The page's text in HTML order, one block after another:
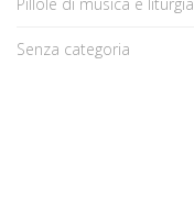
Senza categoria